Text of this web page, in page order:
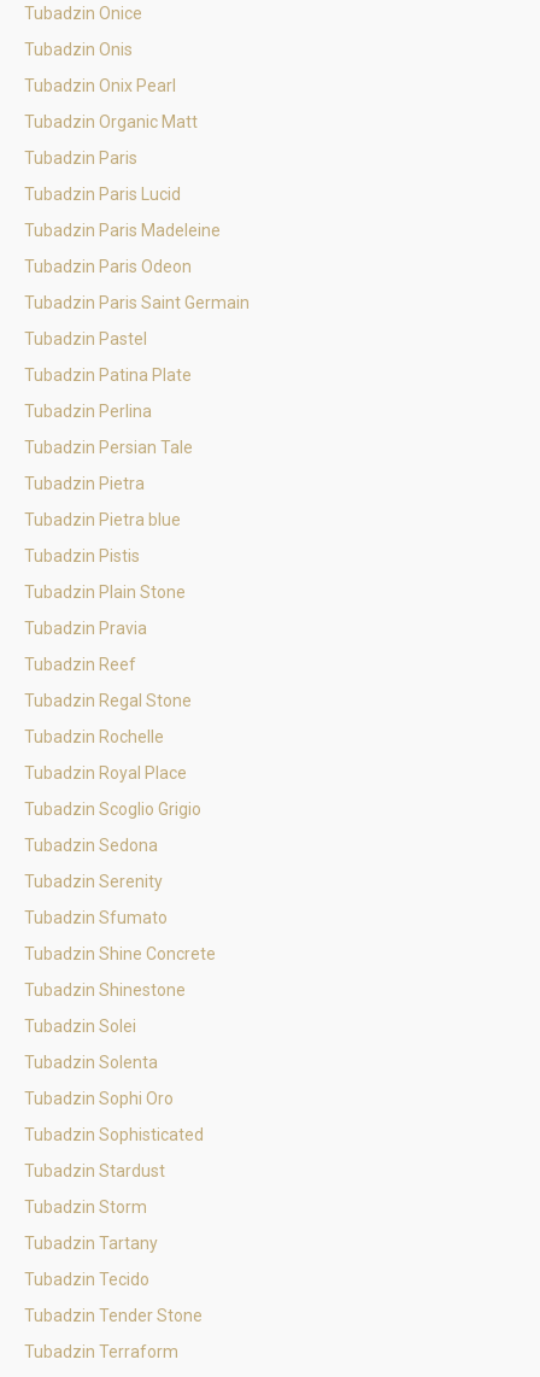
Tubadzin Onice
Tubadzin Onis
Tubadzin Onix Pearl
Tubadzin Organic Matt
Tubadzin Paris
Tubadzin Paris Lucid
Tubadzin Paris Madeleine
Tubadzin Paris Odeon
Tubadzin Paris Saint Germain
Tubadzin Pastel
Tubadzin Patina Plate
Tubadzin Perlina
Tubadzin Persian Tale
Tubadzin Pietra
Tubadzin Pietra blue
Tubadzin Pistis
Tubadzin Plain Stone
Tubadzin Pravia
Tubadzin Reef
Tubadzin Regal Stone
Tubadzin Rochelle
Tubadzin Royal Place
Tubadzin Scoglio Grigio
Tubadzin Sedona
Tubadzin Serenity
Tubadzin Sfumato
Tubadzin Shine Concrete
Tubadzin Shinestone
Tubadzin Solei
Tubadzin Solenta
Tubadzin Sophi Oro
Tubadzin Sophisticated
Tubadzin Stardust
Tubadzin Storm
Tubadzin Tartany
Tubadzin Tecido
Tubadzin Tender Stone
Tubadzin Terraform